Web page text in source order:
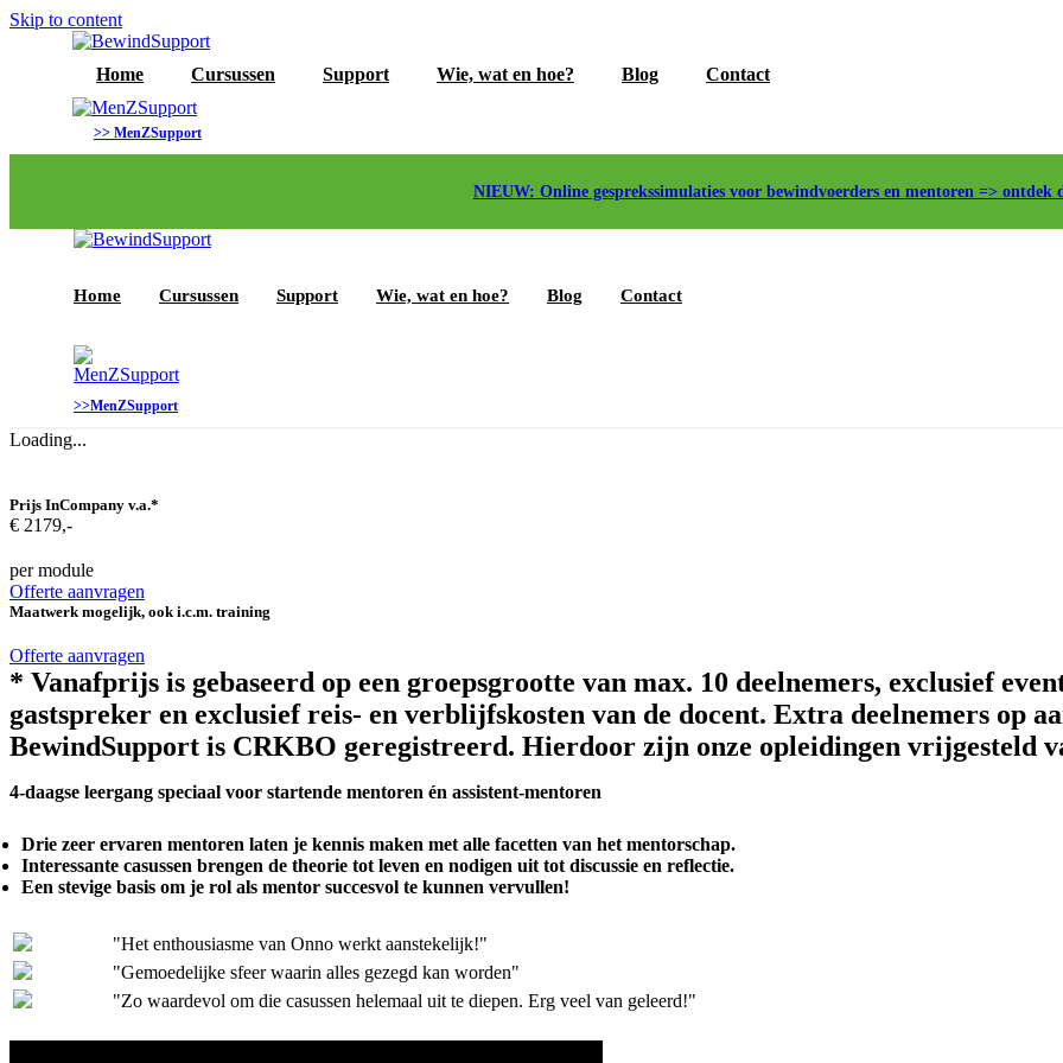
Skip to content
Home Cursussen Support Wie, wat en hoe? Blog Contact
>> MenZSupport
NIEUW: Online gesprekssimulaties voor bewindvoerders en mentoren => ontdek
Home Cursussen Support Wie, wat en hoe? Blog Contact
>>MenZSupport
Loading...
Prijs InCompany v.a.*
€ 2179,-
per module
Offerte aanvragen
Maatwerk mogelijk, ook i.c.m. training
Offerte aanvragen
* Vanafprijs is gebaseerd op een groepsgrootte van max. 10 deelnemers, exclusief
gastspreker en exclusief reis- en verblijfskosten van de docent. Extra deelnemers op
BewindSupport is CRKBO geregistreerd. Hierdoor zijn onze opleidingen vrijgesteld
4-daagse leergang speciaal voor startende mentoren én assistent-mentoren
Drie zeer ervaren mentoren laten je kennis maken met alle facetten van het mentorschap.
Interessante casussen brengen de theorie tot leven en nodigen uit tot discussie en reflectie.
Een stevige basis om je rol als mentor succesvol te kunnen vervullen!
"Het enthousiasme van Onno werkt aanstekelijk!"
"Gemoedelijke sfeer waarin alles gezegd kan worden"
"Zo waardevol om die casussen helemaal uit te diepen. Erg veel van geleerd!"